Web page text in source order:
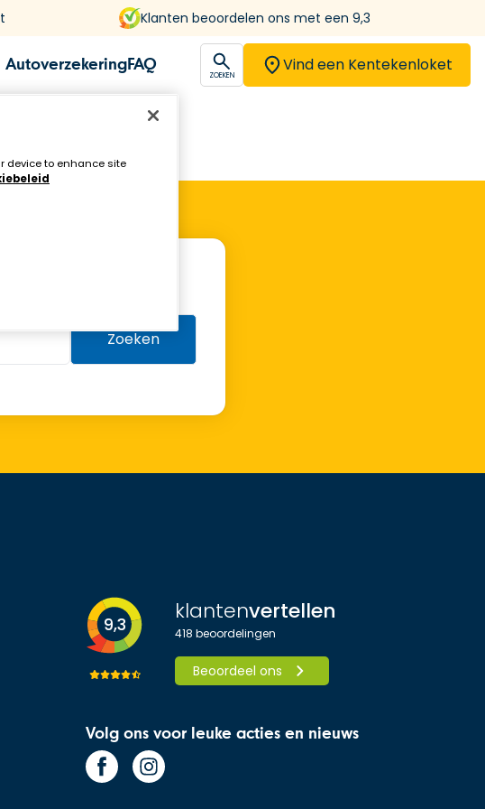
Klanten beoordelen ons met een 9,3
AutoverzekeringFAQ open
ZOEKEN
Vind een Kentekenloket
Zoeken
9,3 klantenvertellen
418 beoordelingen
Beoordeel ons
Volg ons voor leuke acties en nieuws
device to enhance site